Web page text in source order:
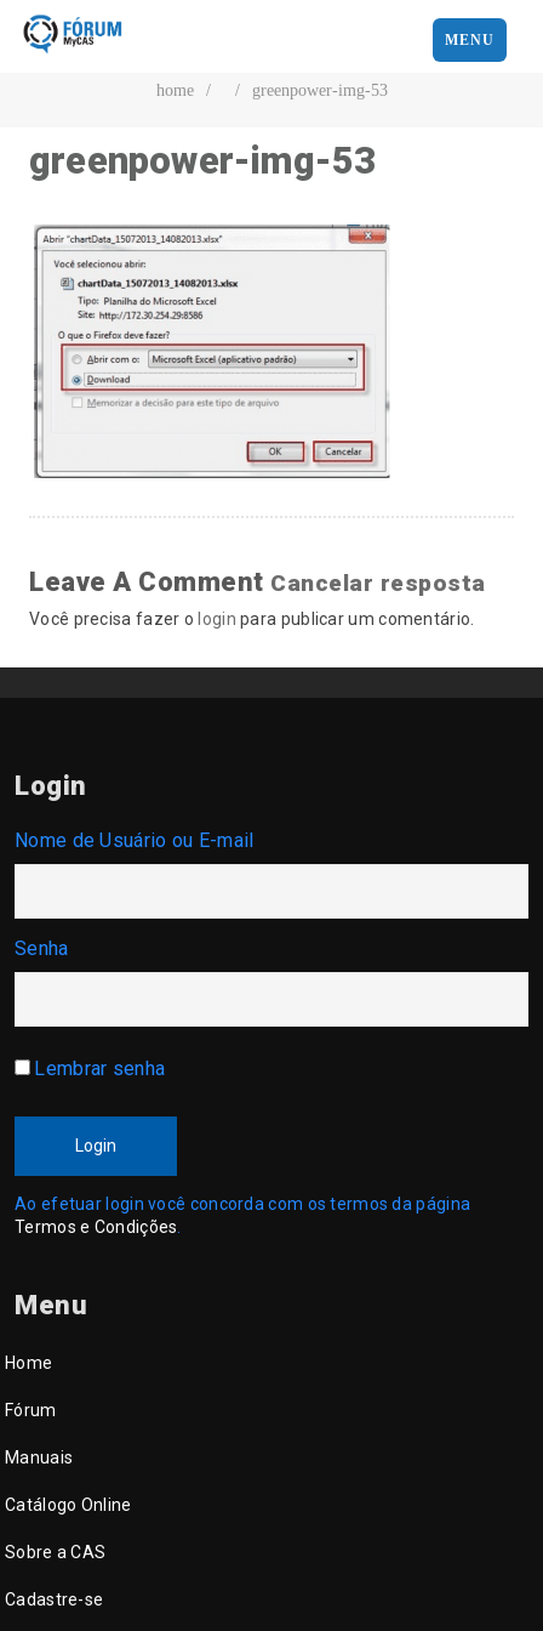
MENU
home / / greenpower-img-53
greenpower-img-53
Leave A Comment Cancelar resposta
Você precisa fazer o login para publicar um comentário.
Login
Nome de Usuário ou E-mail
Senha
Lembrar senha
Login
Ao efetuar login você concorda com os termos da página
Termos e Condições
Menu
Home
Fórum
Manuais
Catálogo Online
Sobre a CAS
Cadastre-se